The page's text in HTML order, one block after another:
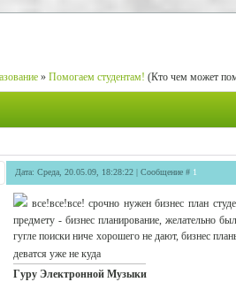
» Помогаем студентам! (Кто чем может
Дата: Среда, 20.05.09, 18:28:22 | Сообщение # 1
все!все!все! срочно нужен бизнес план
предмету - бизнес планирование, желательно
гугле поиски ниче хорошего не дают, бизнес
деватся уже не куда
Гуру Электронной Музыки